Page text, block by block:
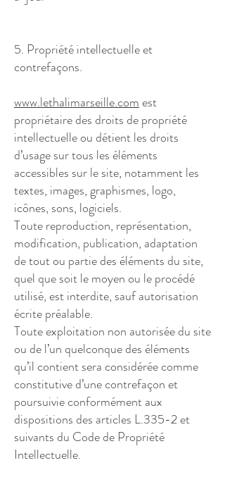
5. Propriété intellectuelle et
contrefaçons.
www.lethalimarseille.com est
propriétaire des droits de propriété
intellectuelle ou détient les droits
d’usage sur tous les éléments
accessibles sur le site, notamment les
textes, images, graphismes, logo,
icônes, sons, logiciels.
Toute reproduction, représentation,
modification, publication, adaptation
de tout ou partie des éléments du site,
quel que soit le moyen ou le procédé
utilisé, est interdite, sauf autorisation
écrite préalable.
Toute exploitation non autorisée du site
ou de l’un quelconque des éléments
qu’il contient sera considérée comme
constitutive d’une contrefaçon et
poursuivie conformément aux
dispositions des articles L.335-2 et
suivants du Code de Propriété
Intellectuelle.